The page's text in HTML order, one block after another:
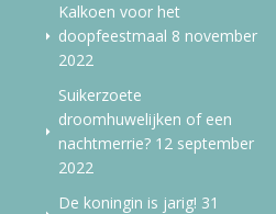
Kalkoen voor het
doopfeestmaal 8 november
2022
Suikerzoete
droomhuwelijken of een
nachtmerrie? 12 september
2022
De koningin is jarig! 31